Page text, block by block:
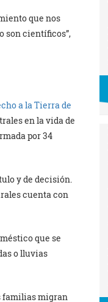
que nos
son científicos”,
a la Tierra de
en la vida de
por 34
y de decisión.
cuenta con
que se
o lluvias
familias migran